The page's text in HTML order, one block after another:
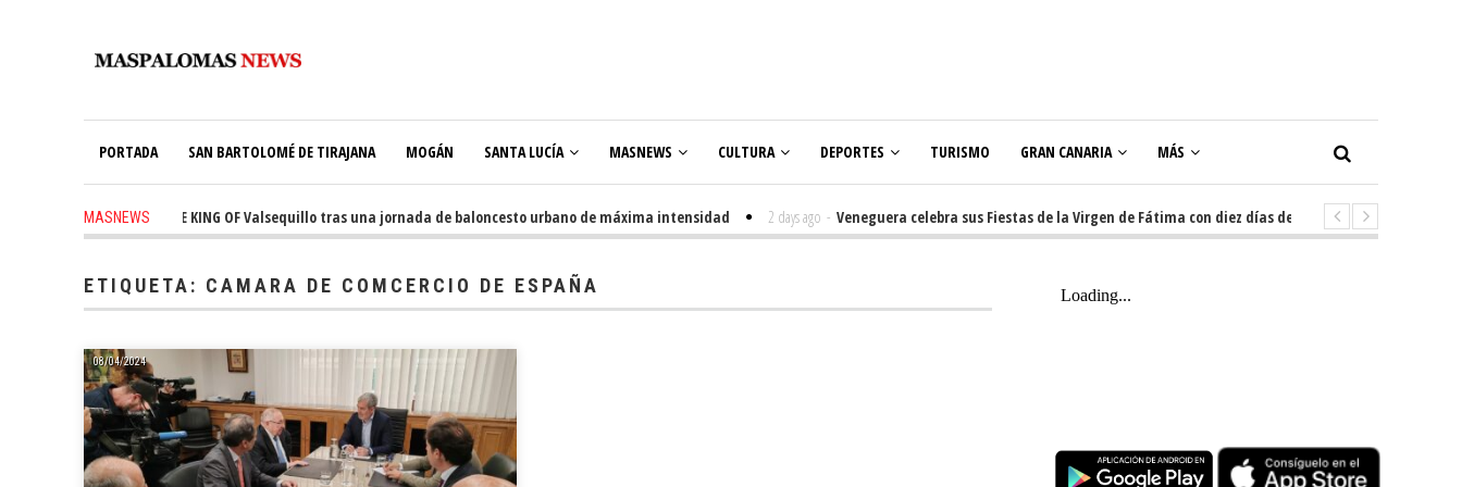
PORTADA SAN BARTOLOMÉ DE TIRAJANA MOGÁN SANTA LUCÍA MASNEWS CULTURA DEPORTES TURISMO GRAN CANARIA MÁS
MASNEWS
el trono de THE KING OF Valsequillo tras una jornada de baloncesto urbano de máxima intensidad 2 days ago - Veneguera celebra sus Fiestas de la Virgen de Fátima con diez días de tradición, música y actos
ETIQUETA: CAMARA DE COMCERCIO DE ESPAÑA
08/04/2024